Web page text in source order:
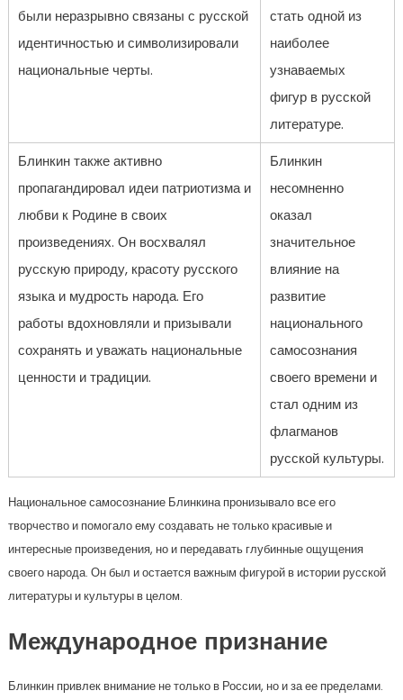
были неразрывно связаны с русской
идентичностью и символизировали
национальные черты.
стать одной из
наиболее
узнаваемых
фигур в русской
литературе.
Блинкин также активно
пропагандировал идеи патриотизма и
любви к Родине в своих
произведениях. Он восхвалял
русскую природу, красоту русского
языка и мудрость народа. Его
работы вдохновляли и призывали
сохранять и уважать национальные
ценности и традиции.
Блинкин
несомненно
оказал
значительное
влияние на
развитие
национального
самосознания
своего времени и
стал одним из
флагманов
русской культуры.
Национальное самосознание Блинкина пронизывало все его
творчество и помогало ему создавать не только красивые и
интересные произведения, но и передавать глубинные ощущения
своего народа. Он был и остается важным фигурой в истории русской
литературы и культуры в целом.
Международное признание
Блинкин привлек внимание не только в России, но и за ее пределами.